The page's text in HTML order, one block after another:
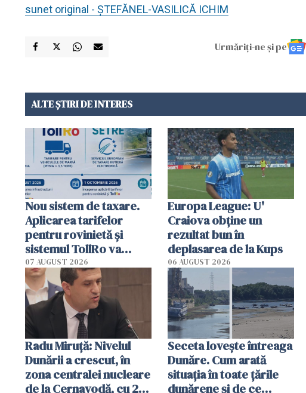
sunet original - ȘTEFĂNEL-VASILICĂ ICHIM
Urmăriți-ne și pe
ALTE ȘTIRI DE INTERES
Nou sistem de taxare.
Aplicarea tarifelor
pentru rovinietă şi
sistemul TollRo va
începe la 1 octombrie
07 AUGUST 2026
Europa League: U'
Craiova obține un
rezultat bun în
deplasarea de la Kups
06 AUGUST 2026
Radu Miruţă: Nivelul
Dunării a crescut, în
zona centralei nucleare
de la Cernavodă, cu 2
Seceta lovește întreaga
Dunăre. Cum arată
situația în toate țările
dunărene și de ce